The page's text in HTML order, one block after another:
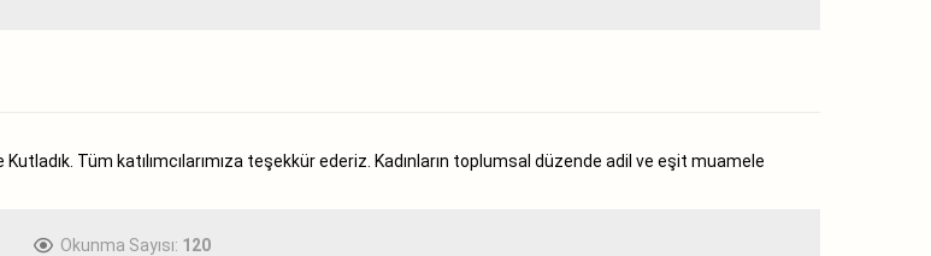
Tüm katılımcılarımıza teşekkür ederiz. Kadınların toplumsal düzende adil ve eşit muamele
Okunma Sayısı: 120